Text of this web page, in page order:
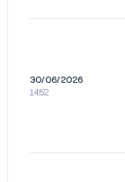
30/06/2026
14:52